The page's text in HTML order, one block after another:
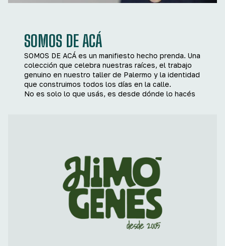
SOMOS DE ACÁ
SOMOS DE ACÁ es un manifiesto hecho prenda. Una
colección que celebra nuestras raíces, el trabajo
genuino en nuestro taller de Palermo y la identidad
que construimos todos los días en la calle.
No es solo lo que usás, es desde dónde lo hacés